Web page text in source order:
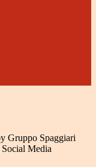
Gruppo Spaggiari
Media